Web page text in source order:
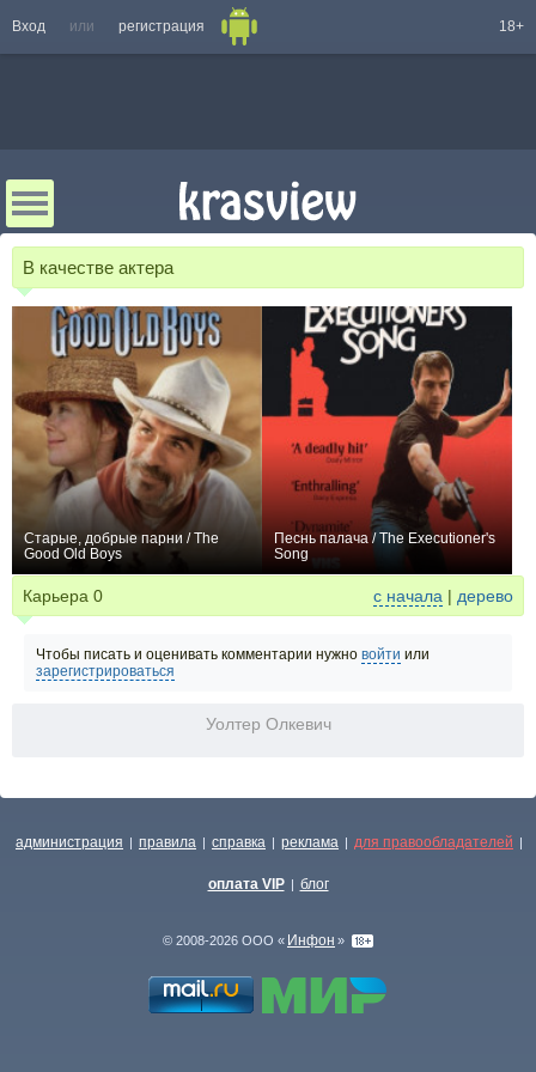
Вход или регистрация 18+
В качестве актера
Старые, добрые парни / The
Good Old Boys
Песнь палача / The Executioner's
Song
Карьера 0 с начала | дерево
Чтобы писать и оценивать комментарии нужно войти или
зарегистрироваться
Уолтер Олкевич
администрация | правила | справка | реклама | для правообладателей |
оплата VIP | блог
© 2008-2026 ООО « Инфон »